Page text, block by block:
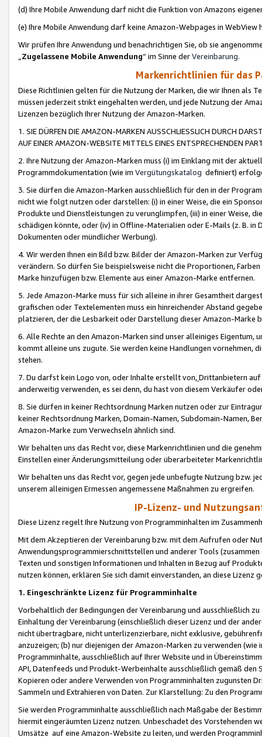
(d) Ihre Mobile Anwendung darf nicht die Funktion von Amazons
(e) Ihre Mobile Anwendung darf keine Amazon-Webpages in WebView
Wir prüfen Ihre Anwendung und benachrichtigen Sie, ob sie
„Zugelassene Mobile Anwendung“ im Sinne derVereinbarung.
Markenrichtlinien für das
Diese Richtlinien gelten für die Nutzung der Marken, die wir Ihnen als
müssen jederzeit strikt eingehalten werden, und jede Nutzung der
Lizenzen bezüglich Ihrer Nutzung der Amazon-Marken.
1. SIE DÜRFEN DIE AMAZON-MARKEN AUSSCHLIESSLICH DURCH
AUF EINER AMAZON-WEBSITE MITTELS EINES ENTSPRECHENDEN
2. Ihre Nutzung der Amazon-Marken muss (i) im Einklang mit der
Programmdokumentation (wie im Vergütungskatalog definiert)
3. Sie dürfen die Amazon-Marken ausschließlich für den in der
nicht wie folgt nutzen oder darstellen: (i) in einer Weise, die ein
Produkte und Dienstleistungen zu verunglimpfen, (iii) in einer Weise,
schädigen könnte, oder (iv) in Offline-Materialien oder E-Mails (z. B. in
Dokumenten oder mündlicher Werbung).
4. Wir werden Ihnen ein Bild bzw. Bilder der Amazon-Marken zur
verändern. So dürfen Sie beispielsweise nicht die Proportionen,
Marke hinzufügen bzw. Elemente aus einer Amazon-Marke entfernen.
5. Jede Amazon-Marke muss für sich alleine in ihrer Gesamtheit
grafischen oder Textelementen muss ein hinreichender Abstand
platzieren, der die Lesbarkeit oder Darstellung dieser Amazon-Marke
6. Alle Rechte an den Amazon-Marken sind unser alleiniges
kommt alleine uns zugute. Sie werden keine Handlungen vornehmen,
stehen.
7. Du darfst kein Logo von, oder Inhalte erstellt von,Drittanbietern auf
anderweitig verwenden, es sei denn, du hast von diesem Verkäufer
8. Sie dürfen in keiner Rechtsordnung Marken nutzen oder zur
keiner Rechtsordnung Marken, Domain-Namen, Subdomain-Namen,
Amazon-Marke zum Verwechseln ähnlich sind.
Wir behalten uns das Recht vor, diese Markenrichtlinien und die
Einstellen einer Änderungsmitteilung oder überarbeiteter
Wir behalten uns das Recht vor, gegen jede unbefugte Nutzung bzw.
unserem alleinigen Ermessen angemessene Maßnahmen zu ergreifen.
IP-Lizenz- und
Diese Lizenz regelt Ihre Nutzung von Programminhalten im
Mit dem Akzeptieren der Vereinbarung bzw. mit dem Aufrufen oder
Anwendungsprogrammierschnittstellen und anderer Tools (zusammen
Texten und sonstigen Informationen und Inhalten in Bezug auf
nutzen können, erklären Sie sich damit einverstanden, an diese Lizenz
1. Eingeschränkte Lizenz für Programminhalte
Vorbehaltlich der Bedingungen der Vereinbarung und ausschließlich
Einhaltung der Vereinbarung (einschließlich dieser Lizenz und der
nicht übertragbare, nicht unterlizenzierbare, nicht exklusive,
anzuzeigen; (b) nur diejenigen der Amazon-Marken zu verwenden
Programminhalte, ausschließlich auf Ihrer Website und in
API, Datenfeeds und Produkt-Werbeinhalte ausschließlich gemäß
Kopieren oder andere Verwenden von Programminhalten zugunsten
Sammeln und Extrahieren von Daten. Zur Klarstellung: Zu den
Sie werden Programminhalte ausschließlich nach Maßgabe der
hiermit eingeräumten Lizenz nutzen. Unbeschadet des Vorstehenden
Umsätze auf eine Amazon-Website zu leiten, und werden